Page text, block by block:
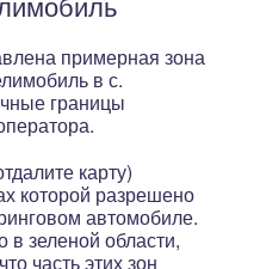
примерная зона
в с.
границы
карту)
которой разрешено
автомобиле.
зеленой области,
часть этих зон